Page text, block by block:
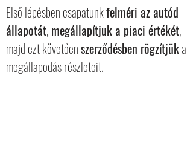
Első lépésben csapatunkfelméri az autód
állapotát, megállapítjuk a piaci értékét,
majd ezt követőenszerződésben rögzítjüka
megállapodás részleteit.